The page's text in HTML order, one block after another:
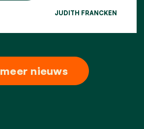
JUDITH FRANCKEN
meer nieuws